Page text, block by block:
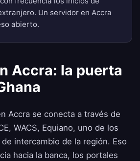
Un servidor en Accra
abierto.
Accra: la puerta
Accra se conecta a través de
WACS, Equiano, uno de los
intercambio de la región. Eso
hacia la banca, los portales